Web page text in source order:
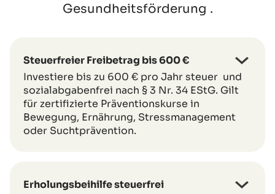
Gesundheitsförderung .
Steuerfreier Freibetrag bis 600 €
Investiere bis zu 600 € pro Jahr steuer und
sozialabgabenfrei nach § 3 Nr. 34 EStG. Gilt
für zertifizierte Präventionskurse in
Bewegung, Ernährung, Stressmanagement
oder Suchtprävention.
Erholungsbeihilfe steuerfrei